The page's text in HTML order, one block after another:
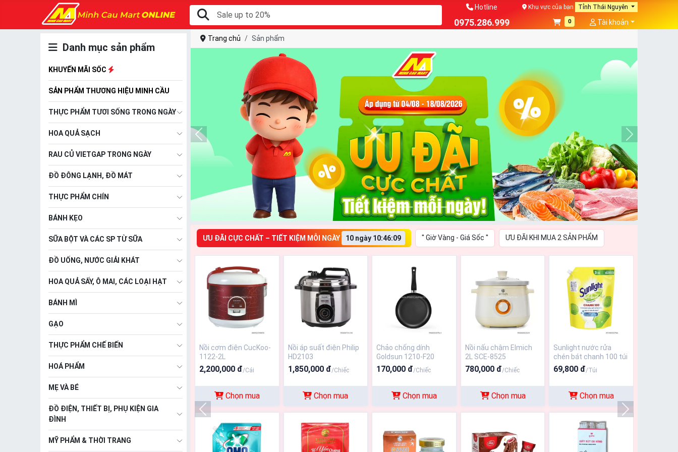
Hotline
0975.286.999
Khu vực của bạn Tỉnh Thái Nguyên
0 Tài khoản
Danh mục sản phẩm
KHUYẾN MÃI SỐC
SẢN PHẨM THƯƠNG HIỆU MINH CẦU
THỰC PHẨM TƯƠI SỐNG TRONG NGÀY
HOA QUẢ SẠCH
RAU CỦ VIETGAP TRONG NGÀY
ĐỒ ĐÔNG LẠNH, ĐỒ MÁT
THỰC PHẨM CHÍN
BÁNH KẸO
SỮA BỘT VÀ CÁC SP TỪ SỮA
ĐỒ UỐNG, NƯỚC GIẢI KHÁT
HOA QUẢ SẤY, Ô MAI, CÁC LOẠI HẠT
BÁNH MÌ
GẠO
THỰC PHẨM CHẾ BIẾN
HOÁ PHẨM
MẸ VÀ BÉ
ĐỒ ĐIỆN, THIẾT BỊ, PHỤ KIỆN GIA
ĐÌNH
MỸ PHẨM & THỜI TRANG
Trang chủ Sản phẩm
ƯU ĐÃI CỰC CHẤT – TIẾT KIỆM MỖI NGÀY 10 ngày 10:46:08 '' Giờ Vàng - Giá Sốc '' ƯU ĐÃI KHI MUA 2 SẢN PHẨM
Nồi cơm điện CucKoo-
1122-2L
2,200,000 đ/Cái
Chọn mua
Nồi áp suất điện Philip
HD2103
1,850,000 đ/Chiếc
Chọn mua
Chảo chống dính
Goldsun 1210-F20
170,000 đ/Chiếc
Chọn mua
Nồi nấu chậm Elmich
2L SCE-8525
780,000 đ/Chiếc
Chọn mua
Sunlight nước rửa
chén bát chanh 100 túi
3kg -65651694
69,800 đ/Túi
Chọn mua